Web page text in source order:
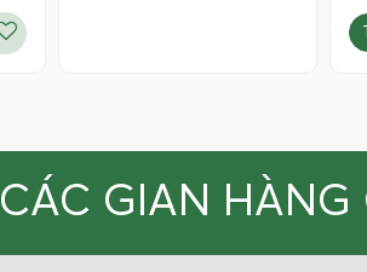
CÁC GIAN